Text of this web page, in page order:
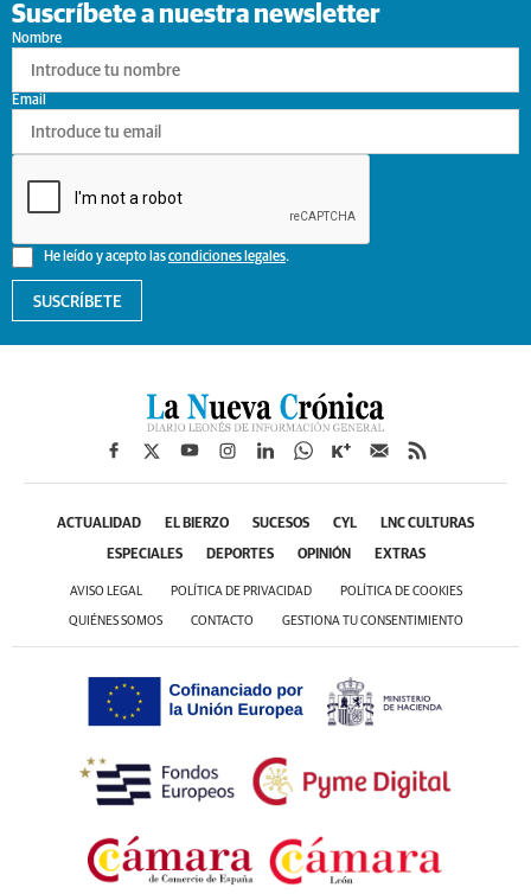
Suscríbete a nuestra newsletter
Nombre
He leído y acepto lascondiciones legales.
Email
SUSCRÍBETE
ACTUALIDAD EL BIERZO SUCESOS CYL LNC CULTURAS
ESPECIALES DEPORTES OPINIÓN EXTRAS
AVISO LEGAL POLÍTICA DE PRIVACIDAD POLÍTICA DE COOKIES
QUIÉNES SOMOS CONTACTO GESTIONA TU CONSENTIMIENTO